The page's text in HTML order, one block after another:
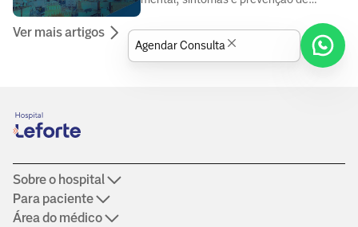
especialistas da área da saúde.
Ver mais artigos
Sobre o hospital
Para paciente
Área do médico
Agendar Consulta